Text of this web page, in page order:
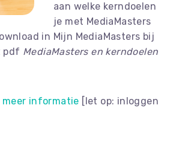
aan welke kerndoelen
je met MediaMasters
in Mijn MediaMasters bij
pdf MediaMasters en kerndoelen
meer informatie [let op: inloggen